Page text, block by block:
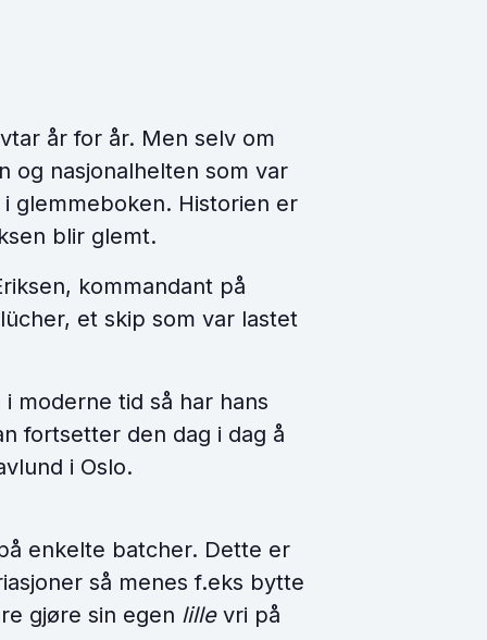
år for år. Men selv om
og nasjonalhelten som var
glemmeboken. Historien er
blir glemt.
kommandant på
et skip som var lastet
moderne tid så har hans
fortsetter den dag i dag å
i Oslo.
enkelte batcher. Dette er
så menes f.eks bytte
gjøre sin egen lillevri på